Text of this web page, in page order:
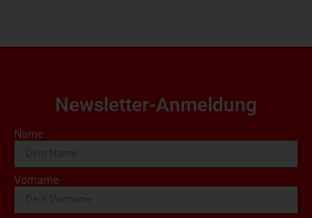
Newsletter-Anmeldung
Name
Vorname